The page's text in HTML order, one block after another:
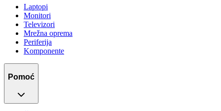
Laptopi
Monitori
Televizori
Mrežna oprema
Periferija
Komponente
Pomoć